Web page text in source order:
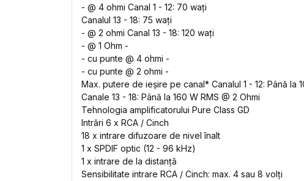
- @ 4 ohmi Canal 1 - 12: 70 wați
Canalul 13 - 18: 75 wați
- @ 2 ohmi Canal 13 - 18: 120 wați
- @ 1 Ohm -
- cu punte @ 4 ohmi -
- cu punte @ 2 ohmi -
Max. putere de ieșire pe canal* Canalul 1 - 12: Până la
Canale 13 - 18: Până la 160 W RMS @ 2 Ohmi
Tehnologia amplificatorului Pure Class GD
Intrări 6 x RCA / Cinch
18 x intrare difuzoare de nivel înalt
1 x SPDIF optic (12 - 96 kHz)
1 x intrare de la distanță
Sensibilitate intrare RCA / Cinch: max. 4 sau 8 volți